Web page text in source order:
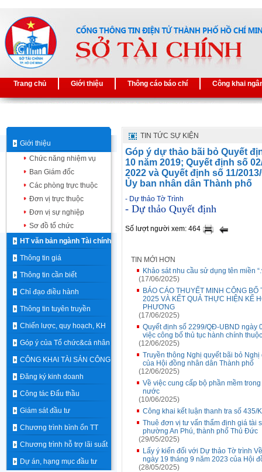
Trang chủ Giới thiệu Thông cáo báo chí Công khai
Giới thiệu
Chức năng nhiệm vụ
Ban Giám đốc
Các phòng trực thuộc
Đơn vị trực thuộc
Đơn vị sự nghiệp
Sơ đồ tổ chức
HT văn bản ngành Tài chính
Thông tin giá
Thông tin cần biết
Chỉ đạo điều hành
Thông tin tuyên truyền
Chiến lược, quy hoạch, KH
Góp ý của Tổ chức&cá nhân
CÔNG KHAI TÀI SẢN CÔNG
Đăng ký kinh doanh
Công tác Đấu thầu
Giám sát đầu tư
Chương trình bình ổn TT
Chương trình hỗ trợ lãi suất
Dự án, hạng mục đầu tư
TIN TỨC SỰ KIỆN
Góp ý dự thảo bãi bỏ Quyết
10 năm 2019; Quyết định số
2022 và Quyết định số 11/
Ủy ban nhân dân Thành phố
- Dự thảo Tờ Trình
- Dự thảo Quyết định
Số lượt người xem: 464
TIN MỚI HƠN
Khảo sát nhu cầu sử dụng tên miền
(17/06/2025)
BÁO CÁO THUYẾT MINH CÔNG
2025 VÀ KẾT QUẢ THỰC HIỆN KẾ
PHƯƠNG
(17/06/2025)
Quyết định số 2299/QĐ-UBND ngày
việc công bố thủ tục hành chính
(12/06/2025)
Truyền thông Nghị quyết bãi bỏ
của Hội đồng nhân dân Thành phố
(12/06/2025)
Về việc cung cấp bộ phần mềm
nước
(10/06/2025)
Công khai kết luận thanh tra số 435/
Thuê đơn vị tư vấn thẩm định giá tài
phường An Phú, thành phố Thủ Đức
(29/05/2025)
Lấy ý kiến đối với Dự thảo Tờ trình
ngày 19 tháng 9 năm 2023 của Hội
(28/05/2025)